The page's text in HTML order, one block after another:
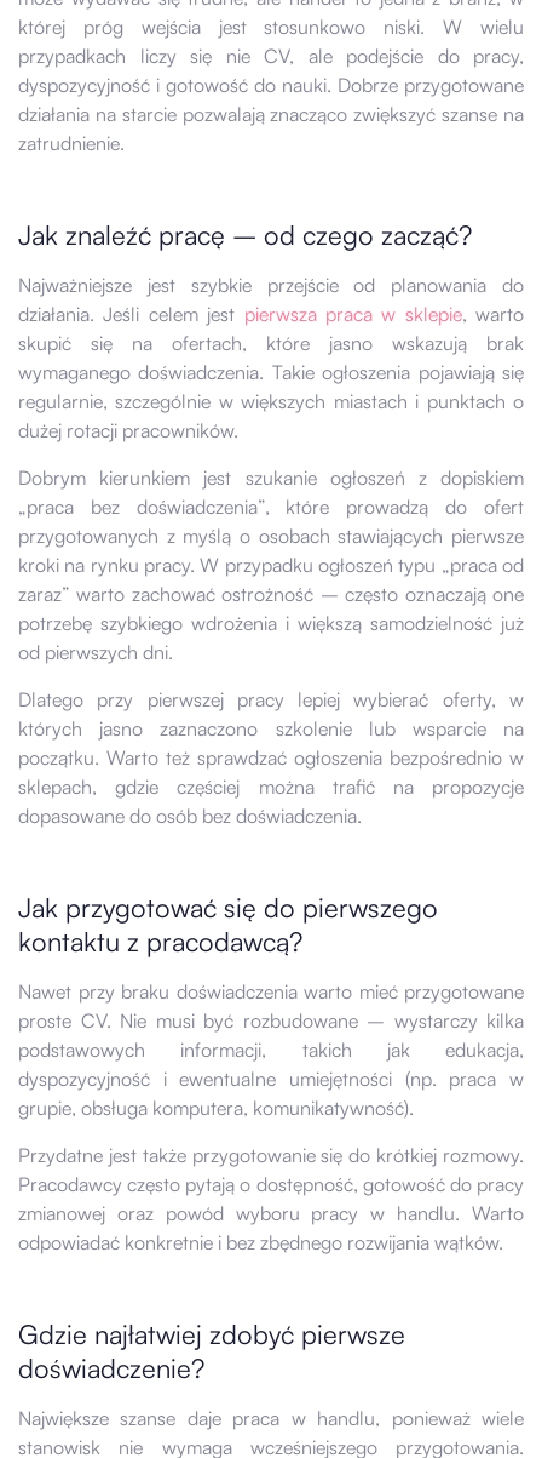
której próg wejścia jest stosunkowo niski. W wielu
przypadkach liczy się nie CV, ale podejście do pracy,
dyspozycyjność i gotowość do nauki. Dobrze przygotowane
działania na starcie pozwalają znacząco zwiększyć szanse na
zatrudnienie.
Jak znaleźć pracę – od czego zacząć?
Najważniejsze jest szybkie przejście od planowania do
działania. Jeśli celem jest pierwsza praca w sklepie, warto
skupić się na ofertach, które jasno wskazują brak
wymaganego doświadczenia. Takie ogłoszenia pojawiają się
regularnie, szczególnie w większych miastach i punktach o
dużej rotacji pracowników.
Dobrym kierunkiem jest szukanie ogłoszeń z dopiskiem
„praca bez doświadczenia”, które prowadzą do ofert
przygotowanych z myślą o osobach stawiających pierwsze
kroki na rynku pracy. W przypadku ogłoszeń typu „praca od
zaraz” warto zachować ostrożność – często oznaczają one
potrzebę szybkiego wdrożenia i większą samodzielność już
od pierwszych dni.
Dlatego przy pierwszej pracy lepiej wybierać oferty, w
których jasno zaznaczono szkolenie lub wsparcie na
początku. Warto też sprawdzać ogłoszenia bezpośrednio w
sklepach, gdzie częściej można trafić na propozycje
dopasowane do osób bez doświadczenia.
Jak przygotować się do pierwszego
kontaktu z pracodawcą?
Nawet przy braku doświadczenia warto mieć przygotowane
proste CV. Nie musi być rozbudowane – wystarczy kilka
podstawowych informacji, takich jak edukacja,
dyspozycyjność i ewentualne umiejętności (np. praca w
grupie, obsługa komputera, komunikatywność).
Przydatne jest także przygotowanie się do krótkiej rozmowy.
Pracodawcy często pytają o dostępność, gotowość do pracy
zmianowej oraz powód wyboru pracy w handlu. Warto
odpowiadać konkretnie i bez zbędnego rozwijania wątków.
Gdzie najłatwiej zdobyć pierwsze
doświadczenie?
Największe szanse daje praca w handlu, ponieważ wiele
stanowisk nie wymaga wcześniejszego przygotowania.